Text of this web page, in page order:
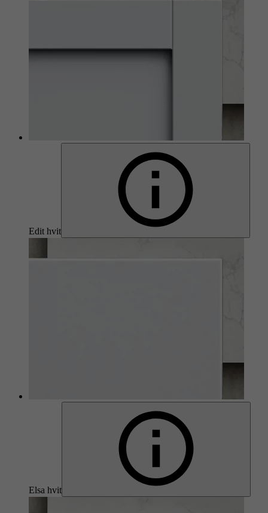
Edit hvit
Elsa hvit